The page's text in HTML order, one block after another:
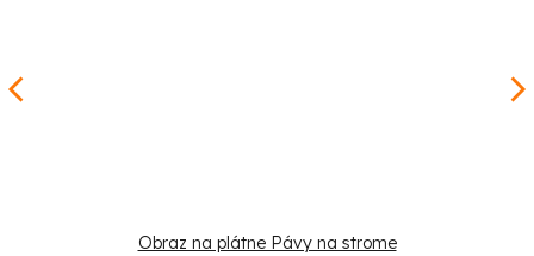
Obraz na plátne Pávy na strome